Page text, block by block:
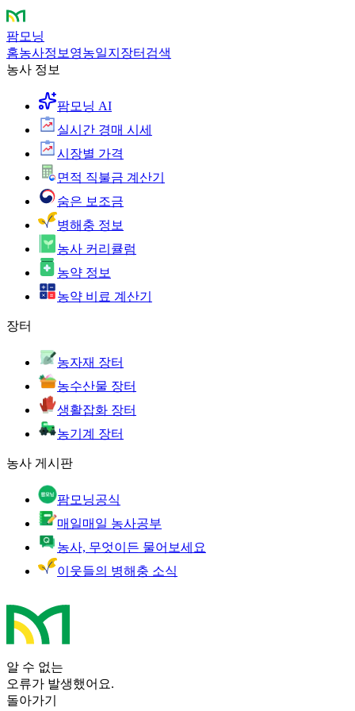
팜모닝
홈농사정보 영농일지 장터 검색
농사 정보
팜모닝 AI
실시간 경매 시세
시장별 가격
면적 직불금 계산기
숨은 보조금
병해충 정보
농사 커리큘럼
농약 정보
농약 비료 계산기
장터
농자재 장터
농수산물 장터
생활잡화 장터
농기계 장터
농사 게시판
팜모닝공식
매일매일 농사공부
농사, 무엇이든 물어보세요
이웃들의 병해충 소식
알 수 없는
오류가 발생했어요.
돌아가기